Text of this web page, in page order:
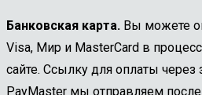
Банковская карта. Вы можете
Visa, Мир и MasterCard в
сайте. Ссылку для оплаты
PayMaster мы отправляем после